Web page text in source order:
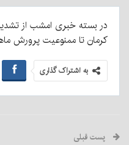
در بسته خبری امشب از
کرمان تا ممنوعیت پرورش
به اشتراک گذاری
پست قبلی